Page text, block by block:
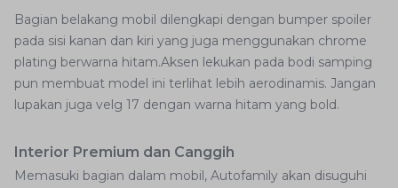
Bagian belakang mobil dilengkapi dengan bumper spoiler
pada sisi kanan dan kiri yang juga menggunakan chrome
plating berwarna hitam.Aksen lekukan pada bodi samping
pun membuat model ini terlihat lebih aerodinamis. Jangan
lupakan juga velg 17 dengan warna hitam yang bold.
Interior Premium dan Canggih
Memasuki bagian dalam mobil, Autofamily akan disuguhi